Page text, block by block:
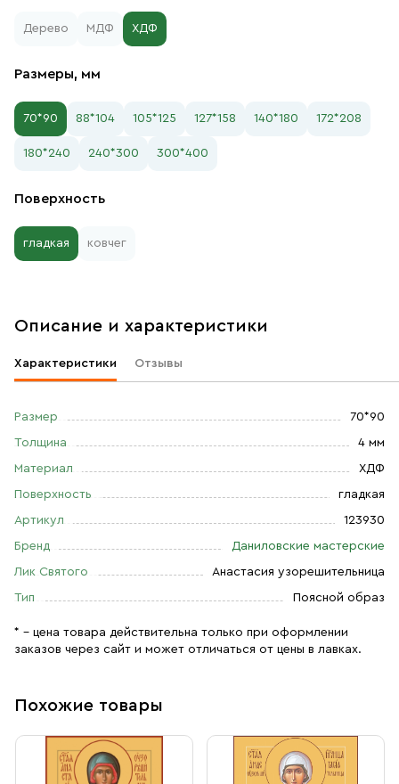
Дерево МДФ ХДФ
Размеры, мм
70*90 88*104 105*125 127*158 140*180 172*208
180*240 240*300 300*400
Поверхность
гладкая ковчег
Описание и характеристики
Характеристики Отзывы
Размер 70*90
Толщина 4 мм
Материал ХДФ
Поверхность гладкая
Артикул 123930
Бренд Даниловские мастерские
Лик Святого Анастасия узорешительница
Тип Поясной образ
* – цена товара действительна только при оформлении
заказов через сайт и может отличаться от цены в лавках.
Похожие товары